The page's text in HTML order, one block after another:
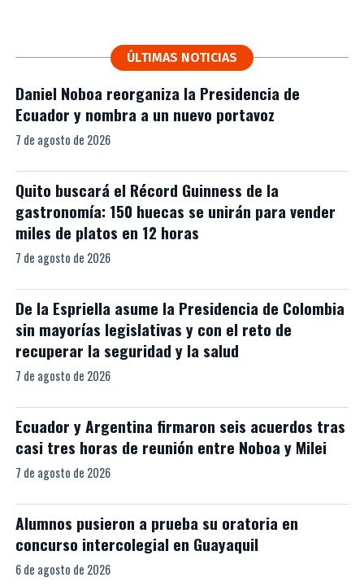
ÚLTIMAS NOTICIAS
Daniel Noboa reorganiza la Presidencia de
Ecuador y nombra a un nuevo portavoz
7 de agosto de 2026
Quito buscará el Récord Guinness de la
gastronomía: 150 huecas se unirán para vender
miles de platos en 12 horas
7 de agosto de 2026
De la Espriella asume la Presidencia de Colombia
sin mayorías legislativas y con el reto de
recuperar la seguridad y la salud
7 de agosto de 2026
Ecuador y Argentina firmaron seis acuerdos tras
casi tres horas de reunión entre Noboa y Milei
7 de agosto de 2026
Alumnos pusieron a prueba su oratoria en
concurso intercolegial en Guayaquil
6 de agosto de 2026